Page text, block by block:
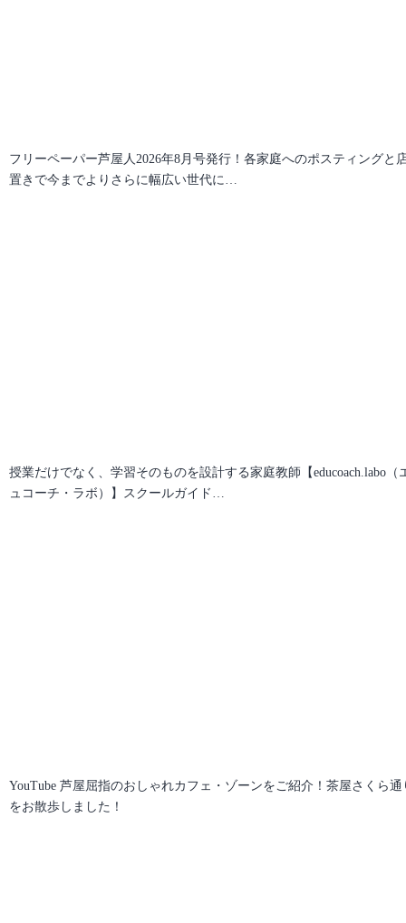
フリーペーパー芦屋人2026年8月号発行！各家庭へのポスティングと
置きで今までよりさらに幅広い世代に…
授業だけでなく、学習そのものを設計する家庭教師【educoach.labo（
ュコーチ・ラボ）】スクールガイド…
YouTube 芦屋屈指のおしゃれカフェ・ゾーンをご紹介！茶屋さくら通
をお散歩しました！